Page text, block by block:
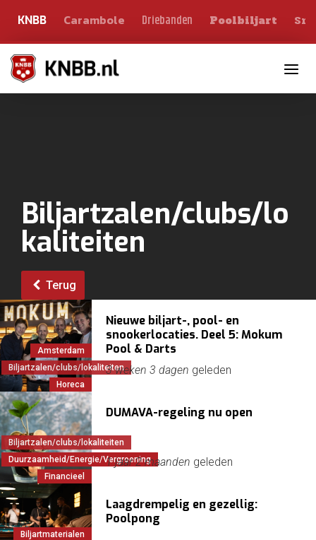
KNBB Carambole Driebanden Poolbiljart
Biljartzalen/clubs/lo
kaliteiten
Terug
Amsterdam
Biljartzalen/clubs/lokaliteiten
Horeca
Nieuwe biljart-, pool- en
snookerlocaties. Deel 5: Mokum
Pool & Darts
3 weken 3 dagen geleden
Biljartzalen/clubs/lokaliteiten
Duurzaamheid/Energie/Vergroening
Financieel
DUMAVA-regeling nu open
1 jaar 2 maanden geleden
Biljartmaterialen
Laagdrempelig en gezellig:
Poolpong